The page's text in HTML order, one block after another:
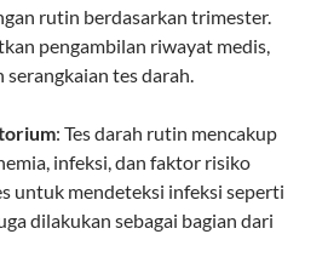
rutin berdasarkan trimester.
pengambilan riwayat medis,
serangkaian tes darah.
: Tes darah rutin mencakup
infeksi, dan faktor risiko
untuk mendeteksi infeksi seperti
dilakukan sebagai bagian dari